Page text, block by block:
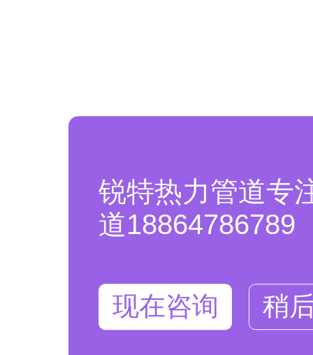
锐特热力管道专
道18864786789
现在咨询 稍